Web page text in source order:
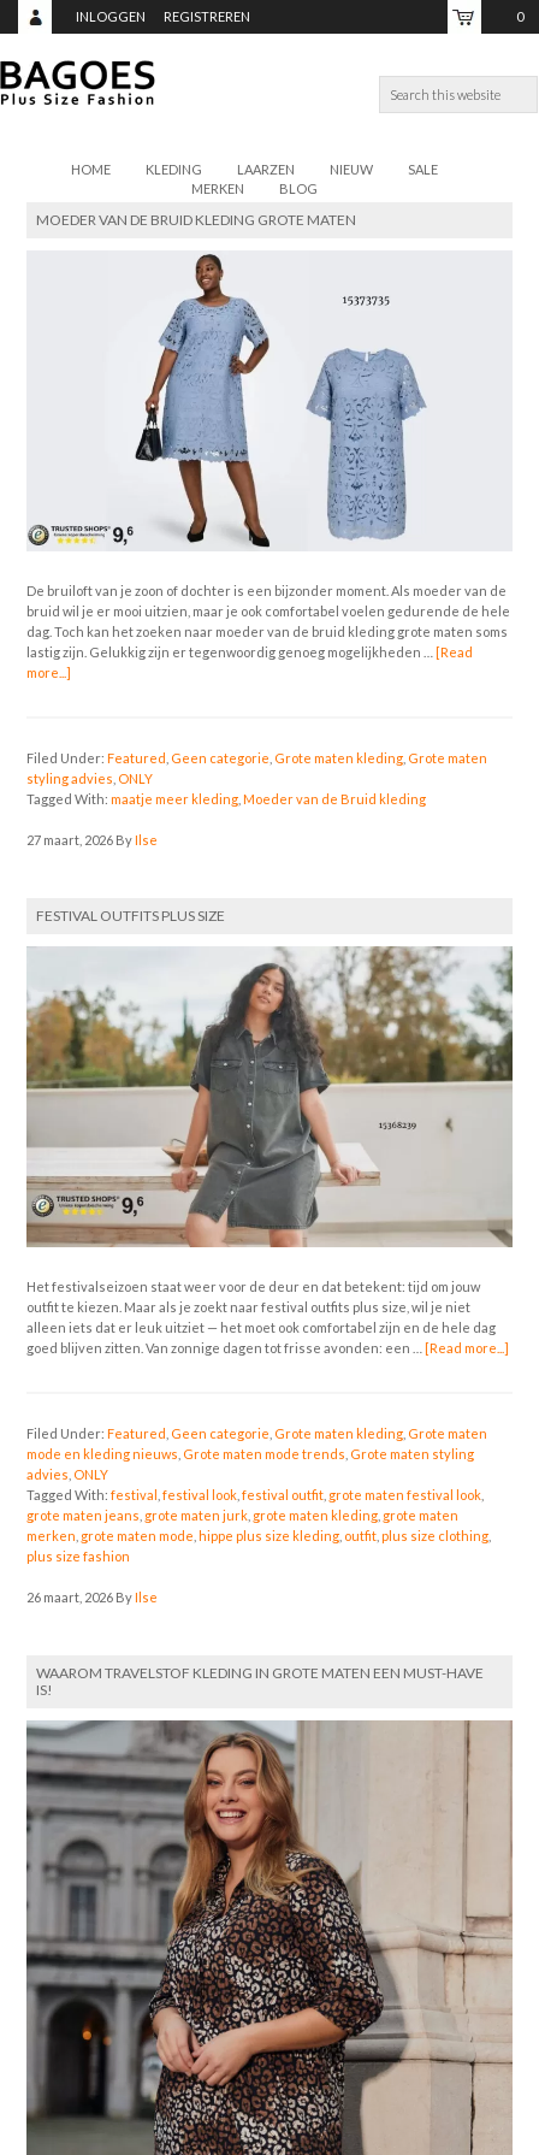
INLOGGEN REGISTREREN 0
€0,00
HOME KLEDING LAARZEN NIEUW
SALE
MERKEN
BLOG
MOEDER VAN DE BRUID KLEDING GROTE MATEN
De bruiloft van je zoon of dochter is een bijzonder moment. Als moeder van de
bruid wil je er mooi uitzien, maar je ook comfortabel voelen gedurende de hele
dag. Toch kan het zoeken naar moeder van de bruid kleding grote maten soms
lastig zijn. Gelukkig zijn er tegenwoordig genoeg mogelijkheden …[Read
more...]
Filed Under:Featured Geen categorie Grote maten kleding Grote maten
styling advies ONLY
Tagged With:maatje meer kleding ,Moeder van de Bruid kleding
27 maart, 2026 ByIlse
FESTIVAL OUTFITS PLUS SIZE
Het festivalseizoen staat weer voor de deur en dat betekent: tijd om jouw
outfit te kiezen. Maar als je zoekt naar festival outfits plus size, wil je niet
alleen iets dat er leuk uitziet — het moet ook comfortabel zijn en de hele dag
goed blijven zitten. Van zonnige dagen tot frisse avonden: een …[Read more...]
Filed Under:Featured Geen categorie Grote maten kleding Grote maten
mode en kleding nieuws Grote maten mode trends Grote maten styling
advies ONLY
Tagged With:festival ,festival look ,festival outfit grote maten festival look
grote maten jeans grote maten jurk grote maten kleding grote maten
merken grote maten mode ,hippe plus size kleding outfit ,plus size clothing
plus size fashion
26 maart, 2026 ByIlse
WAAROM TRAVELSTOF KLEDING IN GROTE MATEN EEN MUST-HAVE
IS!